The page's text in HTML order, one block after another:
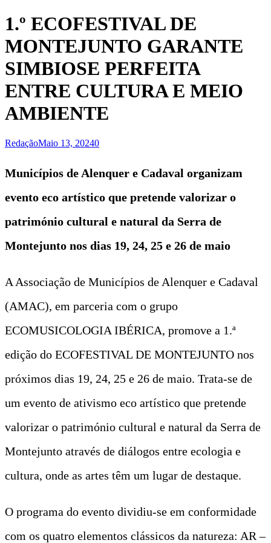
1.º ECOFESTIVAL DE
MONTEJUNTO GARANTE
SIMBIOSE PERFEITA
ENTRE CULTURA E MEIO
AMBIENTE
RedaçãoMaio 13, 20240
Municípios de Alenquer e Cadaval organizam
evento eco artístico que pretende valorizar o
património cultural e natural da Serra de
Montejunto nos dias 19, 24, 25 e 26 de maio
A Associação de Municípios de Alenquer e Cadaval
(AMAC), em parceria com o grupo
ECOMUSICOLOGIA IBÉRICA, promove a 1.ª
edição do ECOFESTIVAL DE MONTEJUNTO nos
próximos dias 19, 24, 25 e 26 de maio. Trata-se de
um evento de ativismo eco artístico que pretende
valorizar o património cultural e natural da Serra de
Montejunto através de diálogos entre ecologia e
cultura, onde as artes têm um lugar de destaque.
O programa do evento dividiu-se em conformidade
com os quatro elementos clássicos da natureza: AR –